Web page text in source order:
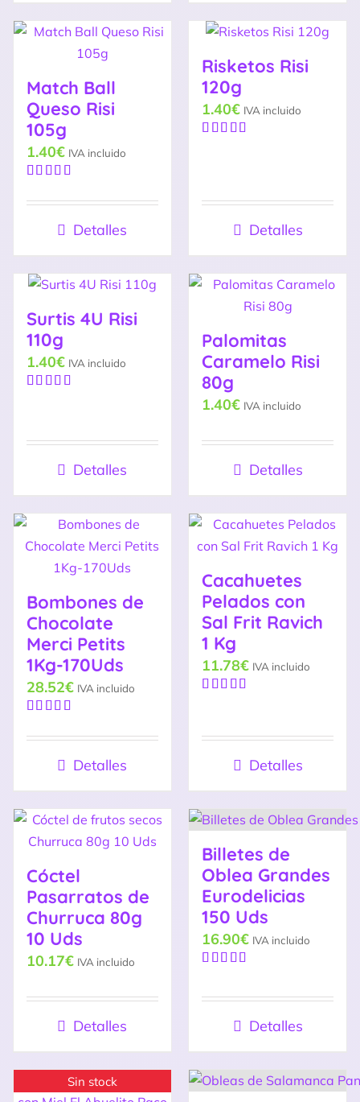
Match Ball
Queso Risi
105g
con5.00de
1.40€ IVA incluido
Detalles
Risketos Risi
120g
1.40€ IVA incluido
Detalles
Surtis 4U Risi
110g
1.40€ IVA incluido
Detalles
Palomitas
Caramelo Risi
80g
1.40€ IVA incluido
Detalles
Bombones de
Chocolate
Merci Petits
1Kg-170Uds
con5.00de
28.52€ IVA incluido
Detalles
Cacahuetes
Pelados con
Sal Frit Ravich
1 Kg
11.78€ IVA incluido
Detalles
Cóctel
Pasarratos de
Churruca 80g
10 Uds
10.17€ IVA incluido
Detalles
Billetes de
Oblea Grandes
Eurodelicias
150 Uds
de 5
16.90€ IVA incluido
Detalles
Sin stock